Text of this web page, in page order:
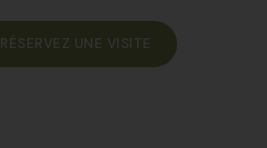
RÉSERVEZ UNE VISITE